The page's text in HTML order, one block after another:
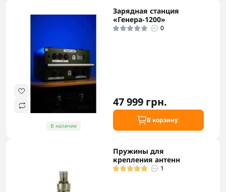
В наличии
Зарядная станция
«Генера-1200»
0
47 999 грн.
В корзину
Пружины для
крепления антенн
1